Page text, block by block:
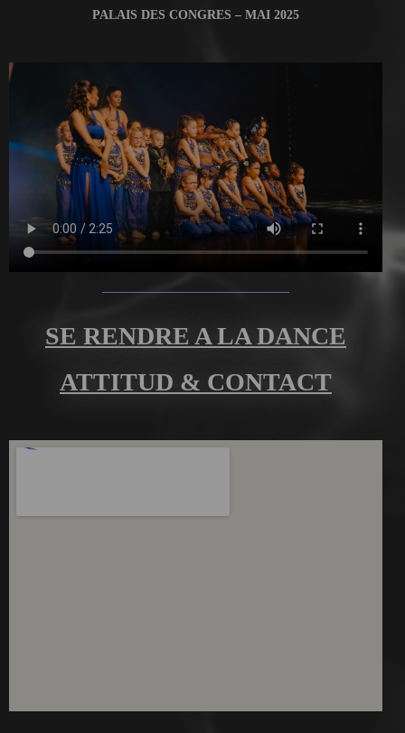
PALAIS DES CONGRES – MAI 2025
SE RENDRE A LA DANCE
ATTITUD & CONTACT